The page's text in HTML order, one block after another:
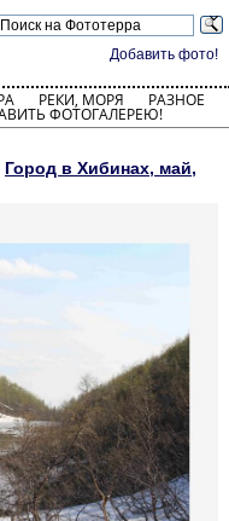
Добавить фото!
РЕКИ, МОРЯ РАЗНОЕ
ФОТОГАЛЕРЕЮ!
Город в Хибинах, май,